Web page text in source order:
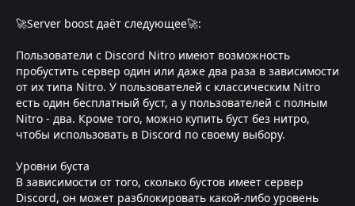
🚀Server boost даёт следующее🚀:
Пользователи с Discord Nitro имеют возможность
пробустить сервер один или даже два раза в зависимости
от их типа Nitro. У пользователей с классическим Nitro
есть один бесплатный буст, а у пользователей с полным
Nitro - два. Кроме того, можно купить буст без нитро,
чтобы использовать в Discord по своему выбору.
Уровни буста
В зависимости от того, сколько бустов имеет сервер
Discord, он может разблокировать какой-либо уровень